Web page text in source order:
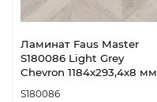
Ламинат Faus Master
S180086 Light Grey
Chevron 1184х293,4х8 мм
S180086